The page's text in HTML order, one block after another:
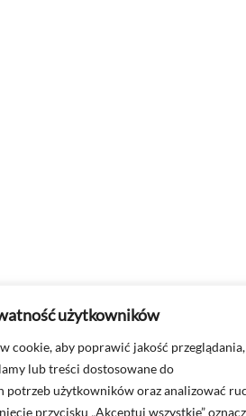
użytkowników
cookie, aby poprawić jakość przeglądania,
lub treści dostosowane do
potrzeb użytkowników oraz analizować
przycisku „Akceptuj wszystkie”